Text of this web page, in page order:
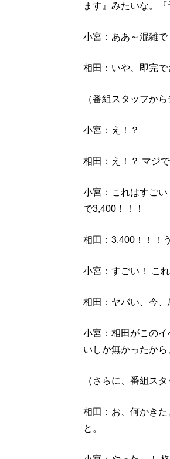
ます』みたいな。
小宮：ああ～混雑で
相田：いや、即完で
（番組スタッフか
小宮：え！？
相田：え！？ マジ
小宮：これはすご
で3,400！！！
相田：3,400！！！
小宮：すごい！ こ
相田：ヤバい、今、
小宮：相田がこのイ
いしか無かったか
（さらに、番組ス
相田：お、何かき
と。